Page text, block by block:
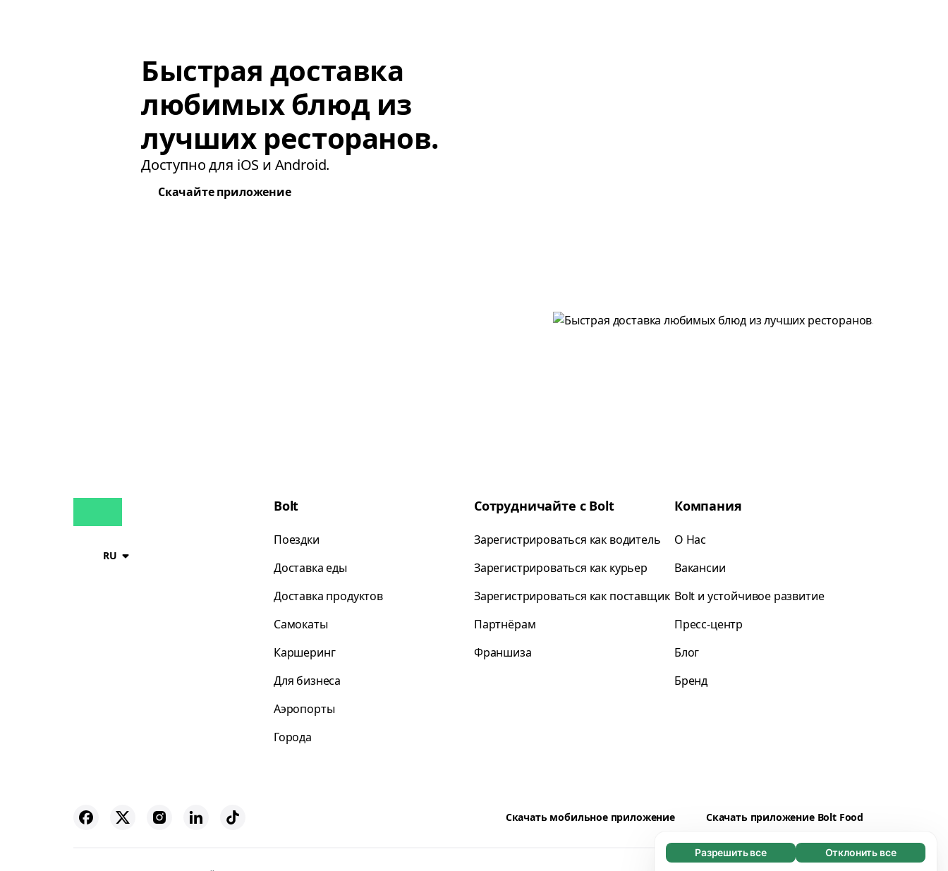
Обязательные (65)
Разрешить все Отклонить все
Быстрая доставка
любимых блюд из
лучших ресторанов.
Доступно для iOS и Android.
Скачайте приложение
RU
Bolt
Поездки
Доставка еды
Доставка продуктов
Самокаты
Каршеринг
Для бизнеса
Аэропорты
Города
Сотрудничайте с Bolt
Зарегистрироваться как водитель
Зарегистрироваться как курьер
Зарегистрироваться как поставщик
Партнёрам
Франшиза
Компания
О Нас
Вакансии
Bolt и устойчивое развитие
Пресс-центр
Блог
Бренд
Скачать мобильное приложение Скачать приложение Bolt Food